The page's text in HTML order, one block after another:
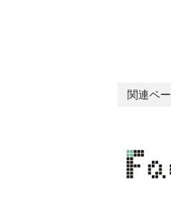
関連ペ